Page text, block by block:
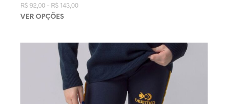
R$92,00– R$143,00Faixa de preço: R$ 92,00 através R$ 143,00
VER OPÇÕES